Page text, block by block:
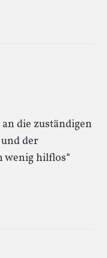
die zuständigen
der
wenig hilflos“